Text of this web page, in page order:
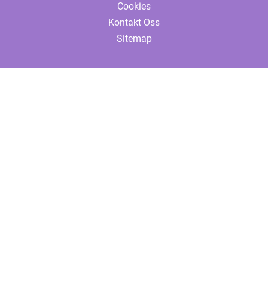
Cookies
Kontakt Oss
Sitemap